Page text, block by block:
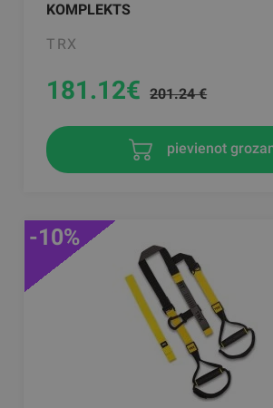
KOMPLEKTS
TRX
181.12€ 201.24 €
pievienot
-10%